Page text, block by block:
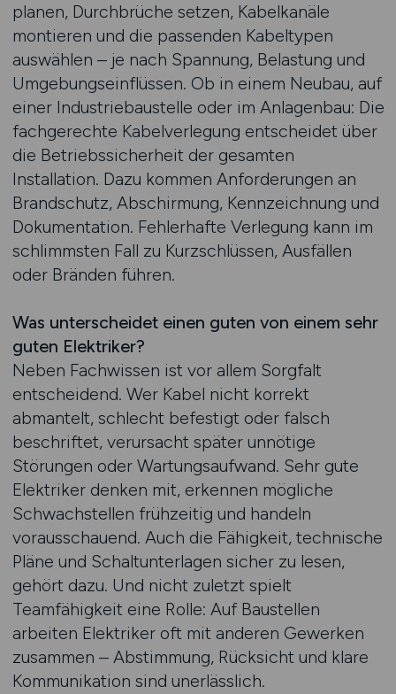
planen, Durchbrüche setzen, Kabelkanäle
montieren und die passenden Kabeltypen
auswählen – je nach Spannung, Belastung und
Umgebungseinflüssen. Ob in einem Neubau, auf
einer Industriebaustelle oder im Anlagenbau: Die
fachgerechte Kabelverlegung entscheidet über
die Betriebssicherheit der gesamten
Installation. Dazu kommen Anforderungen an
Brandschutz, Abschirmung, Kennzeichnung und
Dokumentation. Fehlerhafte Verlegung kann im
schlimmsten Fall zu Kurzschlüssen, Ausfällen
oder Bränden führen.
Was unterscheidet einen guten von einem sehr
guten Elektriker?
Neben Fachwissen ist vor allem Sorgfalt
entscheidend. Wer Kabel nicht korrekt
abmantelt, schlecht befestigt oder falsch
beschriftet, verursacht später unnötige
Störungen oder Wartungsaufwand. Sehr gute
Elektriker denken mit, erkennen mögliche
Schwachstellen frühzeitig und handeln
vorausschauend. Auch die Fähigkeit, technische
Pläne und Schaltunterlagen sicher zu lesen,
gehört dazu. Und nicht zuletzt spielt
Teamfähigkeit eine Rolle: Auf Baustellen
arbeiten Elektriker oft mit anderen Gewerken
zusammen – Abstimmung, Rücksicht und klare
Kommunikation sind unerlässlich.